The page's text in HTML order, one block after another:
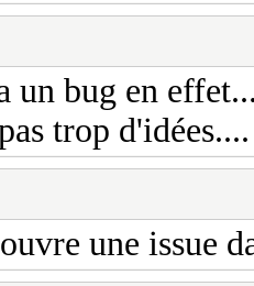
un bug en
trop
une issue